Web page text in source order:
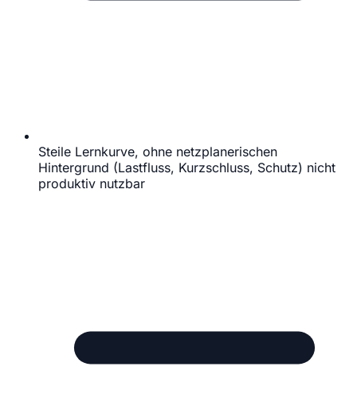
Steile Lernkurve, ohne netzplanerischen
Hintergrund (Lastfluss, Kurzschluss, Schutz) nicht
produktiv nutzbar